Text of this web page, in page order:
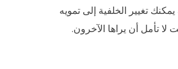
تغيير الخلفية إلى تمويه
تأمل أن يراها الآخرون.